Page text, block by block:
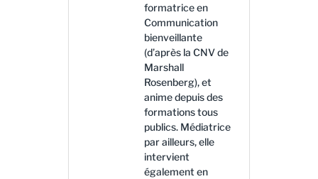
formatrice en
Communication
bienveillante
(d’après la CNV de
Marshall
Rosenberg), et
anime depuis des
formations tous
publics. Médiatrice
par ailleurs, elle
intervient
également en